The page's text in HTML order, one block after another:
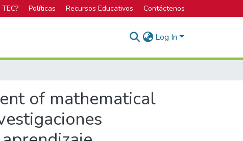
Políticas Recursos Educativos Contáctenos
Log In
of mathematical